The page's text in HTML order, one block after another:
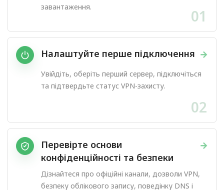
завантаження.
01
→
Налаштуйте перше підключення
Увійдіть, оберіть перший сервер, підключіться
та підтвердьте статус VPN-захисту.
02
→
Перевірте основи
конфіденційності та безпеки
Дізнайтеся про офіційні канали, дозволи VPN,
безпеку облікового запису, поведінку DNS і